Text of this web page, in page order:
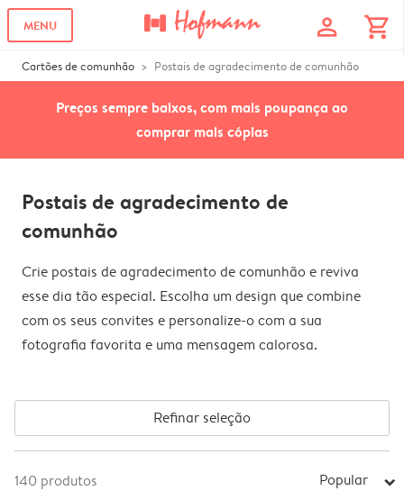
MENU profile shopping_cart
Cartões de comunhão Postais de agradecimento de comunhão
Preços sempre baixos, com mais poupança ao
comprar mais cópias
Postais de agradecimento de
comunhão
Crie postais de agradecimento de comunhão e reviva
esse dia tão especial. Escolha um design que combine
com os seus convites e personalize-o com a sua
fotografia favorita e uma mensagem calorosa.
Refinar seleção
140 produtos Popular arrow_right